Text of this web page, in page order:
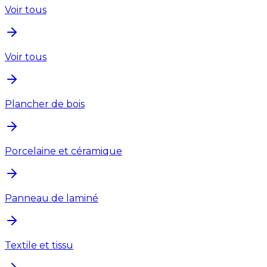
Voir tous
Voir tous
Plancher de bois
Porcelaine et céramique
Panneau de laminé
Textile et tissu